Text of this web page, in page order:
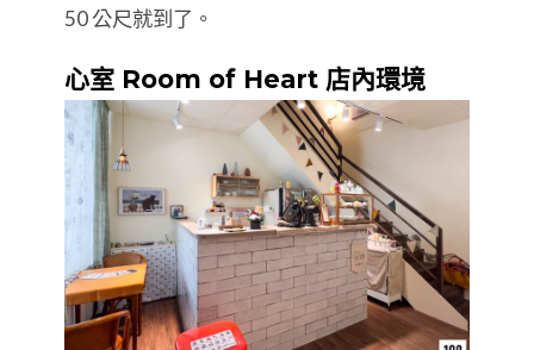
50 公尺就到了。
心室 Room of Heart 店內環境